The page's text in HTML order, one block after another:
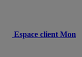
Espace client Mon